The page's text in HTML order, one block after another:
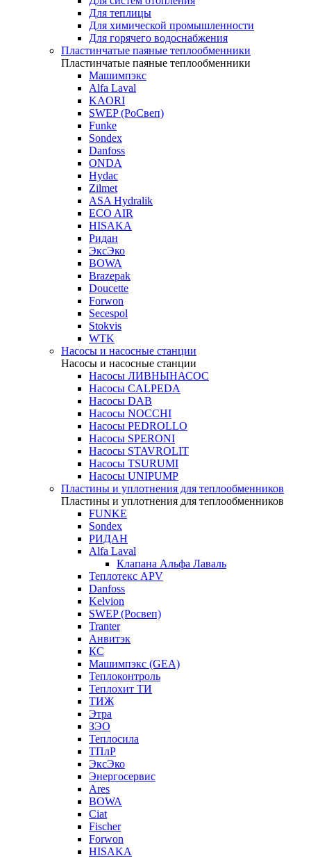
Для теплицы
Для химической промышленности
Для горячего водоснабжения
Пластинчатые паяные теплообменники
Пластинчатые паяные теплообменники
Машимпэкс
Alfa Laval
KAORI
SWEP (РоСвеп)
Funke
Sondex
Danfoss
ONDA
Hydac
Zilmet
ASA Hydralik
ECO AIR
HISAKA
Ридан
ЭксЭко
BOWA
Brazepak
Doucette
Forwon
Secespol
Stokvis
WTK
Насосы и насосные станции
Насосы и насосные станции
Насосы ЛИВНЫНАСОС
Насосы CALPEDA
Насосы DAB
Насосы NOCCHI
Насосы PEDROLLO
Насосы SPERONI
Насосы STAVROLIT
Насосы TSURUMI
Насосы UNIPUMP
Пластины и уплотнения для теплообменников
Пластины и уплотнения для теплообменников
FUNKE
Sondex
РИДАН
Alfa Laval
Клапана Альфа Лаваль
Теплотекс APV
Danfoss
Kelvion
SWEP (Росвеп)
Tranter
Анвитэк
КС
Машимпэкс (GEA)
Теплоконтроль
Теплохит ТИ
ТИЖ
Этра
ЗЭО
Теплосила
ТПлР
ЭксЭко
Энергосервис
Ares
BOWA
Ciat
Fischer
Forwon
HISAKA